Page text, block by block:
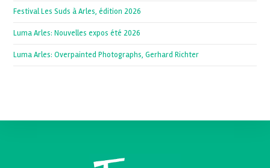
Festival Les Suds à Arles, édition 2026
Luma Arles: Nouvelles expos été 2026
Luma Arles: Overpainted Photographs, Gerhard Richter